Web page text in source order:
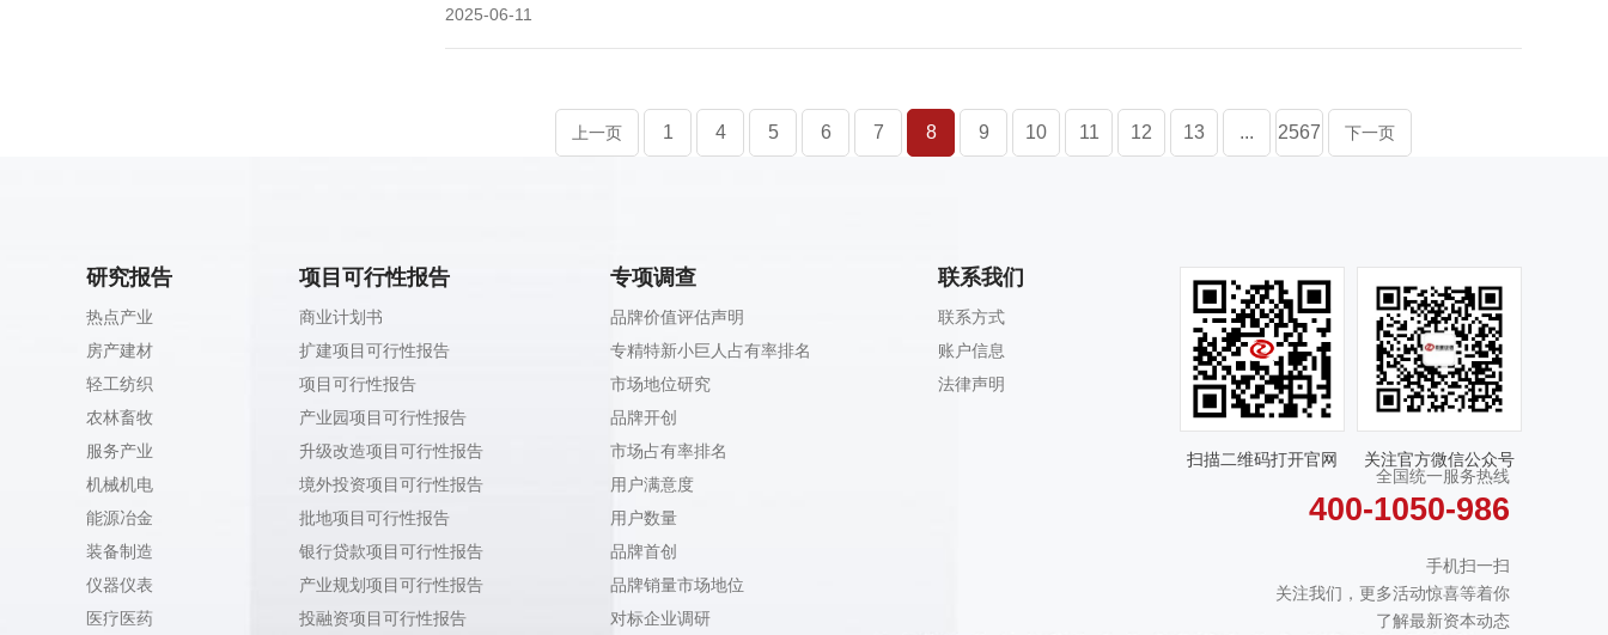
2025-06-11
上一页 1 4 5 6 7 8 9 10 11 12 13 ... 2567 下一页
研究报告
热点产业
房产建材
轻工纺织
农林畜牧
服务产业
机械机电
能源冶金
装备制造
仪器仪表
医疗医药
项目可行性报告
商业计划书
扩建项目可行性报告
项目可行性报告
产业园项目可行性报告
升级改造项目可行性报告
境外投资项目可行性报告
批地项目可行性报告
银行贷款项目可行性报告
产业规划项目可行性报告
投融资项目可行性报告
专项调查
品牌价值评估声明
专精特新小巨人占有率排名
市场地位研究
品牌开创
市场占有率排名
用户满意度
用户数量
品牌首创
品牌销量市场地位
对标企业调研
联系我们
联系方式
账户信息
法律声明
扫描二维码打开官网
关注官方微信公众号
全国统一服务热线
400-1050-986
手机扫一扫
关注我们，更多活动惊喜等着你
了解最新资本动态